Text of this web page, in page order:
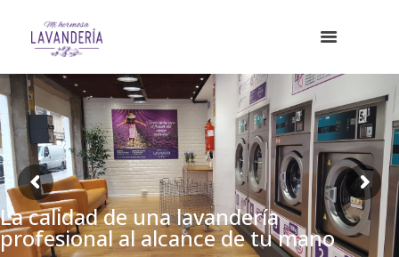
La calidad de una lavandería
profesional al alcance de tu mano